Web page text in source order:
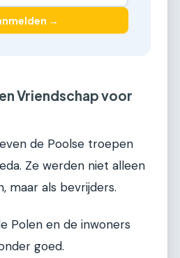
→
Vriendschap voor
de Poolse troepen
Ze werden niet alleen
maar als bevrijders.
Polen en de inwoners
goed.